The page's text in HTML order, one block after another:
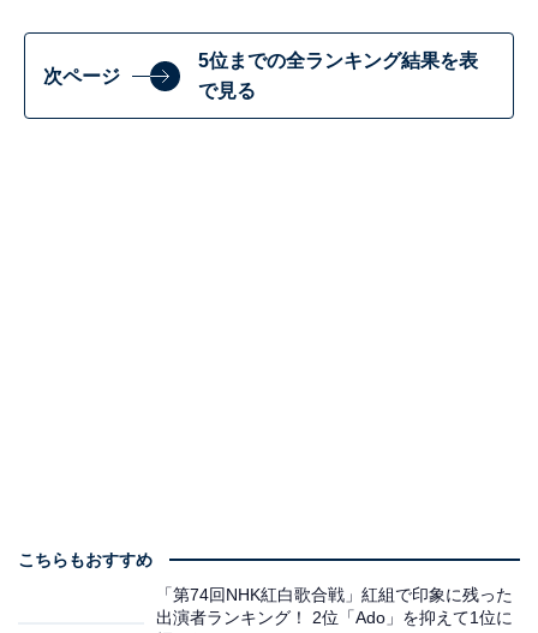
次ページ
5位までの全ランキング結果を表
で見る
こちらもおすすめ
「第74回NHK紅白歌合戦」紅組で印象に残った
出演者ランキング！ 2位「Ado」を抑えて1位に